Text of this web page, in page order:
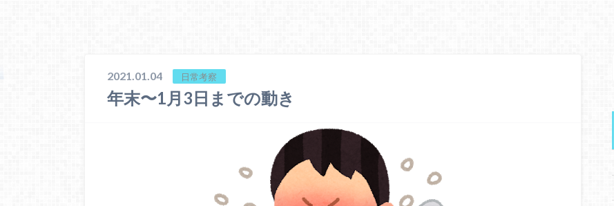
2021.01.04 日常考察
年末〜1月3日までの動き